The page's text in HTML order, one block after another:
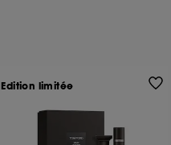
Edition limitée